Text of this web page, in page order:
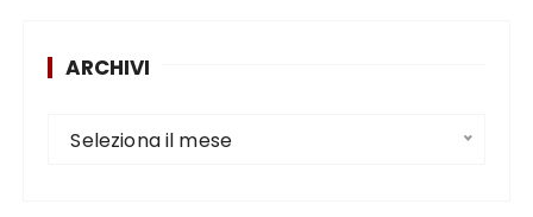
ARCHIVI
Seleziona il mese